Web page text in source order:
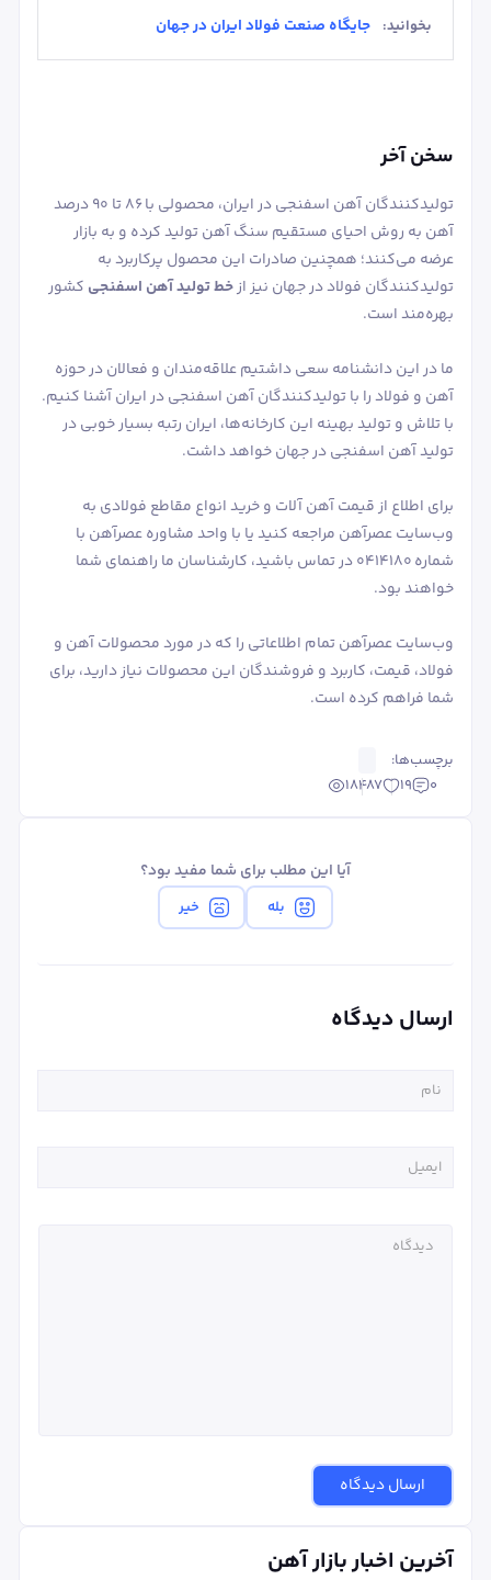
بخوانید: جایگاه صنعت فولاد ایران در جهان
سخن آخر
تولیدکنندگان آهن اسفنجی در ایران، محصولی با 86 تا 90 درصد
آهن به روش احیای مستقیم سنگ آهن تولید کرده و به بازار
عرضه می‌کنند؛ همچنین صادرات این محصول پرکاربرد به
تولیدکنندگان فولاد در جهان نیز ازخط تولید آهن اسفنجی کشور
بهره‌مند است.
ما در این دانشنامه سعی داشتیم علاقه‌مندان و فعالان در حوزه
آهن و فولاد را با تولیدکنندگان آهن اسفنجی در ایران آشنا کنیم.
با تلاش و تولید بهینه این کارخانه‌ها، ایران رتبه بسیار خوبی در
تولید آهن اسفنجی در جهان خواهد داشت.
برای اطلاع از قیمت آهن آلات و خرید انواع مقاطع فولادی به
وب‌سایت عصرآهن مراجعه کنید یا با واحد مشاوره عصرآهن با
شماره 0414180 در تماس باشید، کارشناسان ما راهنمای شما
خواهند بود.
وب‌سایت عصرآهن تمام اطلاعاتی را که در مورد محصولات آهن و
فولاد، قیمت، کاربرد و فروشندگان این محصولات نیاز دارید، برای
شما فراهم کرده است.
برچسب‌ها:
0
19
18487
آیا این مطلب برای شما مفید بود؟
بله خیر
ارسال دیدگاه
ارسال دیدگاه
آخرین اخبار بازار آهن